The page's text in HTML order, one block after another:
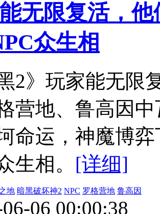
无限复活，
众生相
黑2》玩家能无限
营地、鲁高因
命运，神魔博
生相。 [详细]
地 暗黑破坏神2 NPC 罗格营地 鲁高因
06 00:00:38